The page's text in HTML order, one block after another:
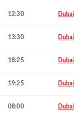
12:30 Dubai
13:30 Dubai
18:25 Dubai
19:25 Dubai
08:00 Dubai